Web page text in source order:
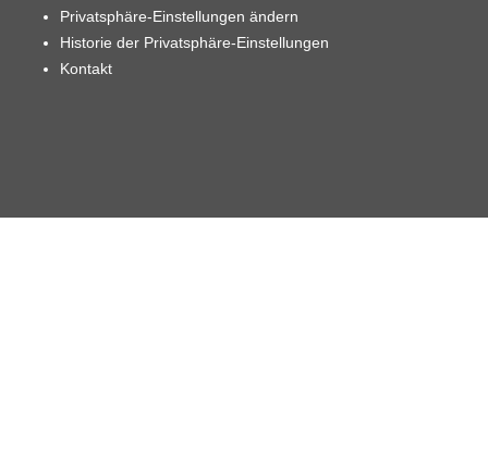
Privatsphäre-Einstellungen ändern
Historie der Privatsphäre-Einstellungen
Kontakt